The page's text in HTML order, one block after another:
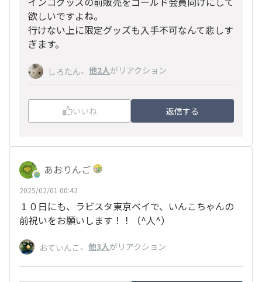
欲しいですよね。
行けない上に限定グッズも入手不可なんて悲しす
ぎます。
しろたん、 他2人がリアクション
いいね 返信する
あおりんご
2025/02/01 00:42
１０日にも、ラビスタ東京ベイで、いんこちゃんの
前祝いをお願いします！！（^人^）
おていんこ 、 他3人がリアクション